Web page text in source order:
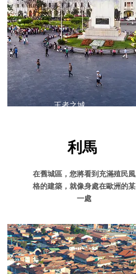
​王者之城
​利馬
在舊城區，您將看到充滿殖民風
格的建築，就像身處在歐洲的某
一處